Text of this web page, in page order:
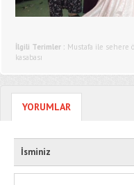
İlgili Terimler : Mustafa ile sehere
kasabası
YORUMLAR
İsminiz